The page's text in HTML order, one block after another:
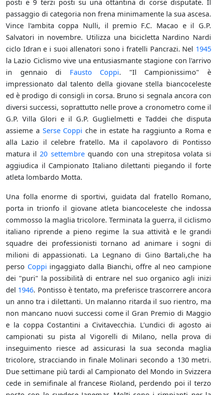
posti e 9 terzi posti su una ottantina di corse disputate. Il
passaggio di categoria non frena minimamente la sua ascesa.
Vince l'ambita coppa Nulli, il premio F.C. Macao e il G.P.
Salvatori in novembre. Utilizza una bicicletta Nardino Nardi
ciclo Idran e i suoi allenatori sono i fratelli Pancrazi. Nel 1945
la Lazio Ciclismo vive una entusiasmante stagione con l'arrivo
in gennaio di Fausto Coppi. "Il Campionissimo" è
impressionato dal talento della giovane stella biancoceleste
ed è prodigo di consigli in corsa. Bruno si segnala ancora con
diversi successi, soprattutto nelle prove a cronometro come il
G.P. Villa Glori e il G.P. Guglielmetti e Taddei che disputa
assieme a Serse Coppi che in estate ha raggiunto a Roma e
alla Lazio il celebre fratello. Ma il capolavoro di Pontisso
matura il20 settembrequando con una strepitosa volata si
aggiudica il Campionato Italiano dilettanti piegando il forte
atleta lombardo Motta.
Una folla enorme di sportivi, guidata dal fratello Romano,
porta in trionfo il giovane atleta biancoceleste che indossa
commosso la maglia tricolore. Terminata la guerra, il ciclismo
italiano riprende a pieno regime la sua attività e le grandi
squadre dei professionisti tornano ad animare i sogni di
milioni di appassionati. La Legnano di Gino Bartali,che ha
perso Coppi ingaggiato dalla Bianchi, offre al neo campione
dei "puri" la possibilità di entrare nel suo organico agli inizi
del 1946. Pontisso è tentato, ma preferisce trascorrere ancora
un anno tra i dilettanti. Un malanno ritarda il suo rientro, ma
non mancano nuovi successi come il Gran Premio di Maggio
e la coppa Costantini a Civitavecchia. L'undici di agosto ai
campionati su pista al Vigorelli di Milano, nella prova di
inseguimento riesce ad assicurasi la sua seconda maglia
tricolore, stracciando in finale Molinari secondo a 130 metri.
Due settimane più tardi al Campionato del Mondo in Svizzera
cede in semifinale al francese Rioland, perdendo poi il terzo